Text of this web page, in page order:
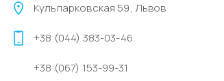
Кульпарковская 59, Львов
+38 (044) 383-03-46
+38 (067) 153-99-31